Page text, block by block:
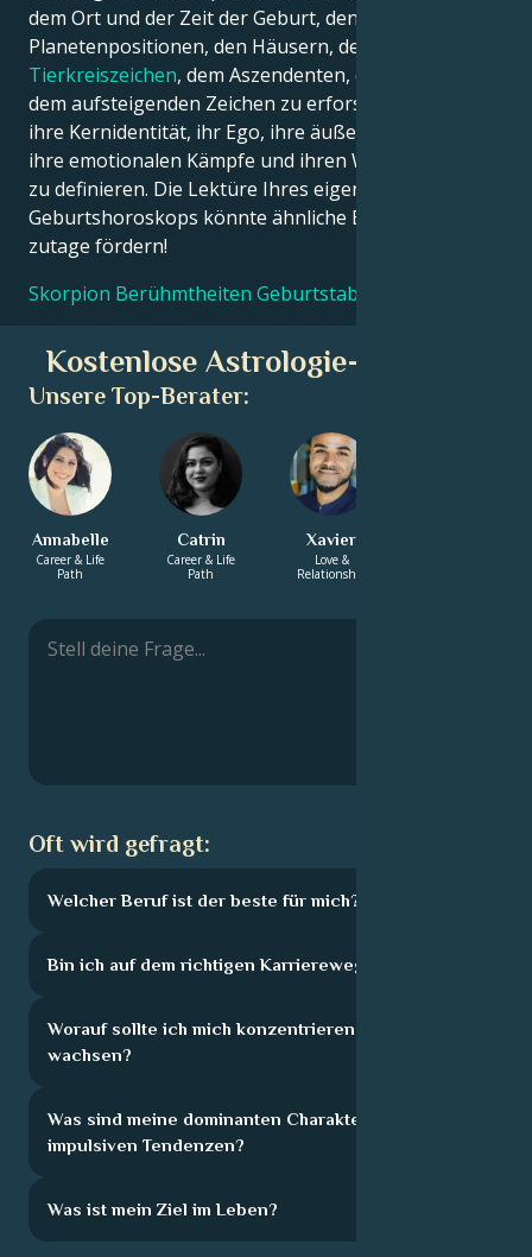
dem Ort und der Zeit der Geburt, den
Planetenpositionen, den Häusern, dem
Tierkreiszeichen, dem Aszendenten, dem Mond und
dem aufsteigenden Zeichen zu erforschen – und so
ihre Kernidentität, ihr Ego, ihre äußere Erscheinung,
ihre emotionalen Kämpfe und ihren Weg zum Erfolg
zu definieren. Die Lektüre Ihres eigenen
Geburtshoroskops könnte ähnliche Erkenntnisse
zutage fördern!
Skorpion Berühmtheiten Geburtstabellen
Kostenlose Astrologie-Beratung
Unsere Top-Berater:
Annabelle
Career & Life
Path
Catrin
Career & Life
Path
Xavier
Love &
Relationship
Oft wird gefragt:
Welcher Beruf ist der beste für mich?
Bin ich auf dem richtigen Karriereweg?
Worauf sollte ich mich konzentrieren, um zu
wachsen?
Was sind meine dominanten Charakterzüge und
impulsiven Tendenzen?
Was ist mein Ziel im Leben?